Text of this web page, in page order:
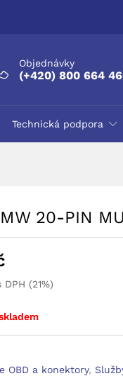
Objednávky
(+420) 800 664
Technická podpora
20-PIN
(21%)
OBD a konektory,